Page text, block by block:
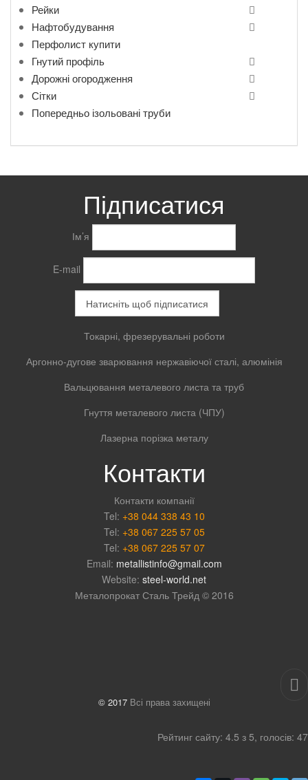
Рейки
Нафтобудування
Перфолист купити
Гнутий профіль
Дорожні огородження
Сітки
Попередньо ізольовані труби
Підписатися
Ім’я
E-mail
Токарні, фрезерувальні роботи
Аргонно-дугове зварювання нержавіючої сталі, алюмінія
Вальцювання металевого листа та труб
Гнуття металевого листа (ЧПУ)
Лазерна порізка металу
Контакти
Контакти компанії
Tel: +38 044 338 43 10
Tel: +38 067 225 57 05
Tel: +38 067 225 57 07
Email: metallistinfo@gmail.com
Website: steel-world.net
Металопрокат Сталь Трейд © 2016
© 2017Всі права захищені
Рейтинг сайту: 4.5 з 5, голосів: 47